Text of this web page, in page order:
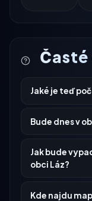
Jaké je teď
Bude dnes v
Jak bude
obci Láz?
Kde najdu